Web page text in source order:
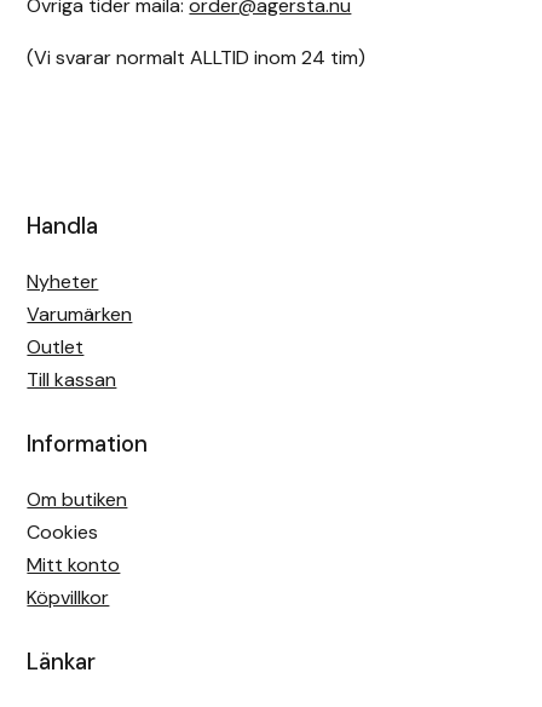
Övriga tider maila:order@agersta.nu
(Vi svarar normalt ALLTID inom 24 tim)
Handla
Nyheter
Varumärken
Outlet
Till kassan
Information
Om butiken
Cookies
Mitt konto
Köpvillkor
Länkar